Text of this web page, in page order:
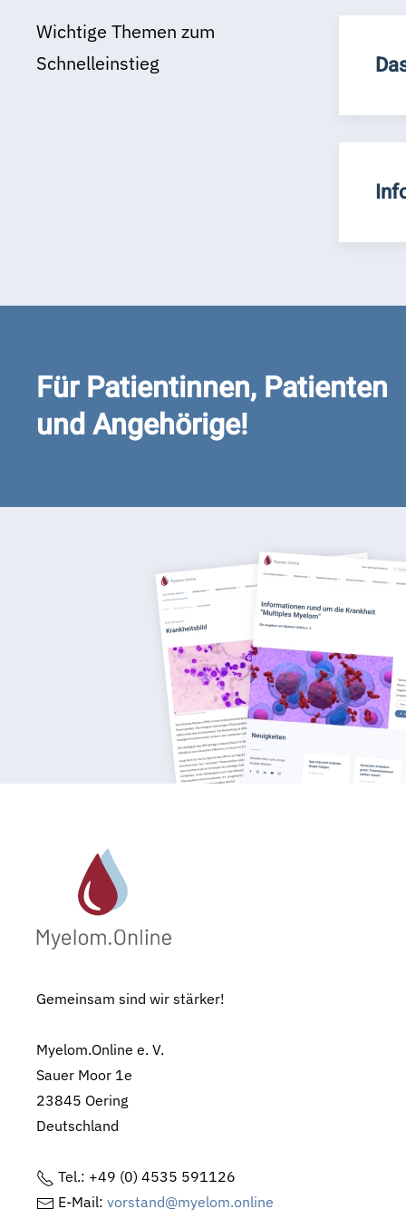
Wichtige Themen zum
Schnelleinstieg
Für Patientinnen, Patienten
und Angehörige!
Gemeinsam sind wir stärker!
Myelom.Online e. V.
Sauer Moor 1e
23845 Oering
Deutschland
Tel.: +49 (0) 4535 591126
E-Mail: vorstand@myelom.online